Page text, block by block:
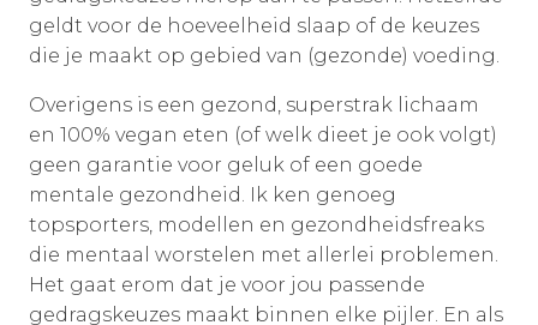
geldt voor de hoeveelheid slaap of de keuzes
die je maakt op gebied van (gezonde) voeding.
Overigens is een gezond, superstrak lichaam
en 100% vegan eten (of welk dieet je ook volgt)
geen garantie voor geluk of een goede
mentale gezondheid. Ik ken genoeg
topsporters, modellen en gezondheidsfreaks
die mentaal worstelen met allerlei problemen.
Het gaat erom dat je voor jou passende
gedragskeuzes maakt binnen elke pijler. En als